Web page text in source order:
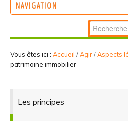
NAVIGATION
PARTICIPER
Chercher par
Recherche
avancée…
Vous êtes ici : Accueil /Agir/Aspects
patrimoine immobilier
Les principes